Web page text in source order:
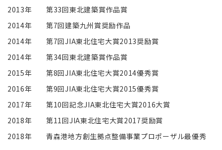
2013年
第33回東北建築賞作品賞
2014年
第7回建築九州賞奨励作品
2014年
第7回JIA東北住宅大賞2013奨励賞
2014年
第34回東北建築賞作品賞
2015年
第8回JIA東北住宅大賞2014優秀賞
2016年
第9回JIA東北住宅大賞2015優秀賞
2017年
第10回記念JIA東北住宅大賞2016大賞
2018年
第11回JIA東北住宅大賞2017奨励賞
2018年
青森港地方創生拠点整備事業プロポーザル最優秀